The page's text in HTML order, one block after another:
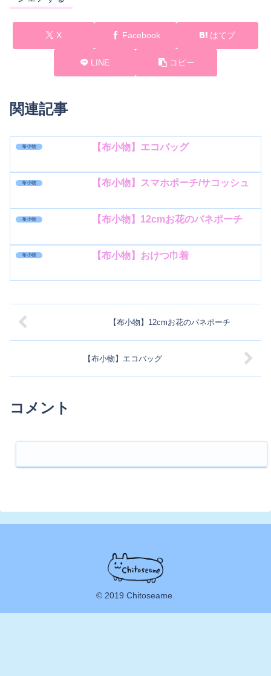
X Facebook はてブ
LINE コピー
関連記事
布小物 【布小物】エコバッグ
布小物 【布小物】スマホポーチ/サコッシュ
布小物 【布小物】12cmお花のバネポーチ
布小物 【布小物】おけつ巾着
【布小物】12cmお花のバネポーチ
【布小物】エコバッグ
コメント
© 2019 Chitoseame.